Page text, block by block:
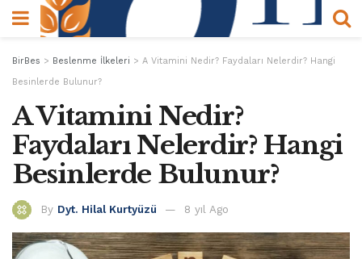
BirBes > Beslenme İlkeleri > A Vitamini Nedir? Faydaları Nelerdir? Hangi
Besinlerde Bulunur?
A Vitamini Nedir?
Faydaları Nelerdir? Hangi
Besinlerde Bulunur?
By Dyt. Hilal Kurtyüzü 8 yıl Ago